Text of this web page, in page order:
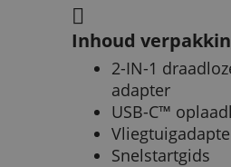
Inhoud
2-IN-1
adapter
USB-C™
Snelstartgids